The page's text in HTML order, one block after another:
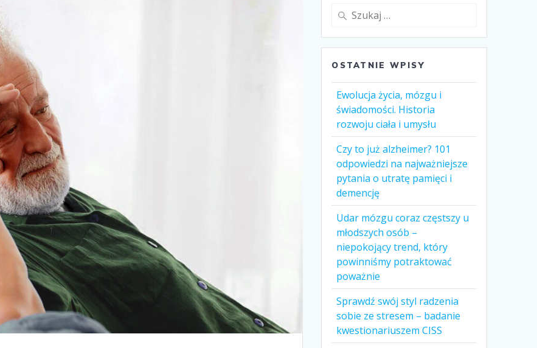
Szukaj:
OSTATNIE WPISY
Ewolucja życia, mózgu i
świadomości. Historia
rozwoju ciała i umysłu
Czy to już alzheimer? 101
odpowiedzi na najważniejsze
pytania o utratę pamięci i
demencję
Udar mózgu coraz częstszy u
młodszych osób –
niepokojący trend, który
powinniśmy potraktować
poważnie
Sprawdź swój styl radzenia
sobie ze stresem – badanie
kwestionariuszem CISS